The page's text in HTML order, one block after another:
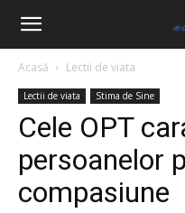
Acasă Lectii de viata
Lectii de viata Stima de Sine
Cele OPT
persoanelor
compasiune